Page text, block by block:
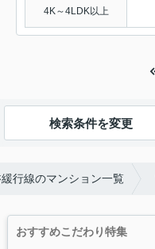
4K～4LDK以上
検索条件を変更
行線のマンション一覧
おすすめこだわり特集